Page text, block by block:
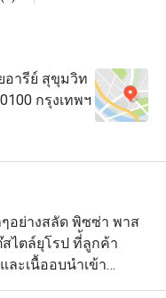
อารีย์ สุขุมวิท
กรุงเทพฯ
อย่างสลัด พิซซ่า พาส
ไตล์ยุโรป ที่้ลูกค้า
ละเนื้ออบนำเข้า
ดร้อนๆ จากเตา ซึ่ง